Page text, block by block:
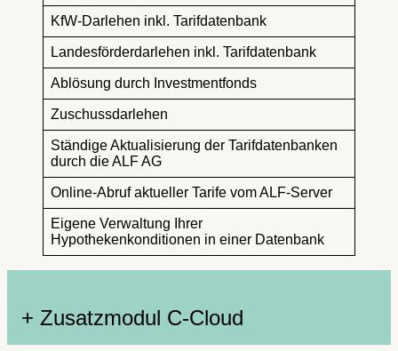
KfW-Darlehen inkl. Tarifdatenbank
Landesförderdarlehen inkl. Tarifdatenbank
Ablösung durch Investmentfonds
Zuschussdarlehen
Ständige Aktualisierung der Tarifdatenbanken
durch die ALF AG
Online-Abruf aktueller Tarife vom ALF-Server
Eigene Verwaltung Ihrer
Hypothekenkonditionen in einer Datenbank
+ Zusatzmodul C-Cloud